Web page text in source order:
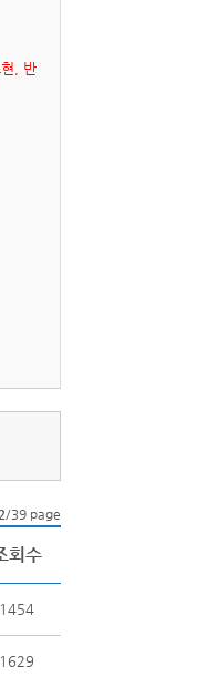
, 반
2/39 page
회수
1454
1629